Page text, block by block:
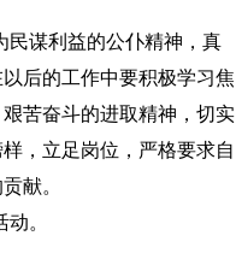
民谋利益的公仆精神，真
后的工作中要积极学习焦
苦奋斗的进取精神，切实
，立足岗位，严格要求自
献。
。